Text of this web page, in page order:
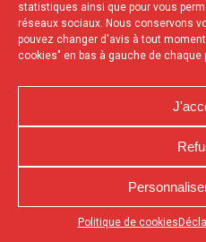
statistiques ainsi que pour vous
réseaux sociaux. Nous conservons
pouvez changer d'avis à tout
cookies" en bas à gauche de
Politique de cookies
Appuyez sur le bouton partager en